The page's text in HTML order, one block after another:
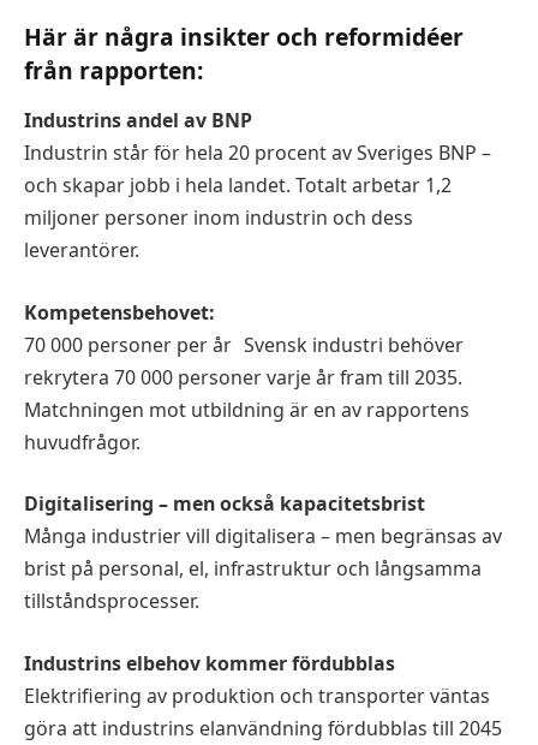
Här är några insikter och reformidéer
från rapporten:
Industrins andel av BNP
Industrin står för hela 20 procent av Sveriges BNP –
och skapar jobb i hela landet. Totalt arbetar 1,2
miljoner personer inom industrin och dess
leverantörer.
Kompetensbehovet:
70 000 personer per år Svensk industri behöver
rekrytera 70 000 personer varje år fram till 2035.
Matchningen mot utbildning är en av rapportens
huvudfrågor.
Digitalisering – men också kapacitetsbrist
Många industrier vill digitalisera – men begränsas av
brist på personal, el, infrastruktur och långsamma
tillståndsprocesser.
Industrins elbehov kommer fördubblas
Elektrifiering av produktion och transporter väntas
göra att industrins elanvändning fördubblas till 2045